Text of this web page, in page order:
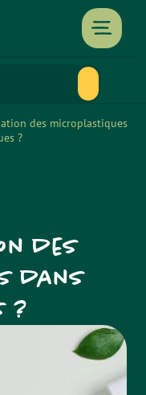
des microplastiques
?
des
dans
?